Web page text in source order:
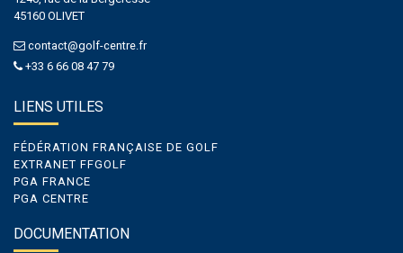
45160 OLIVET
contact@golf-centre.fr
+33 6 66 08 47 79
LIENS UTILES
FÉDÉRATION FRANÇAISE DE GOLF
EXTRANET FFGOLF
PGA FRANCE
PGA CENTRE
DOCUMENTATION